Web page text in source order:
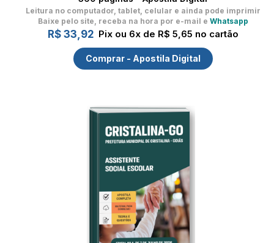
Leitura no computador, tablet, celular e ainda pode imprimir
Baixe pelo site, receba na hora por e-mail e Whatsapp
R$ 33,92 Pix ou 6x de R$ 5,65 no cartão
Comprar - Apostila Digital